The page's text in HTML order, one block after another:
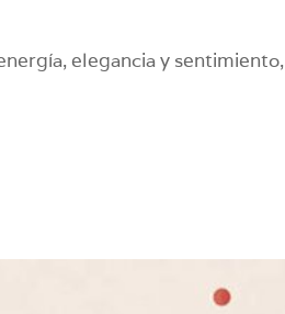
elegancia y sentimiento,